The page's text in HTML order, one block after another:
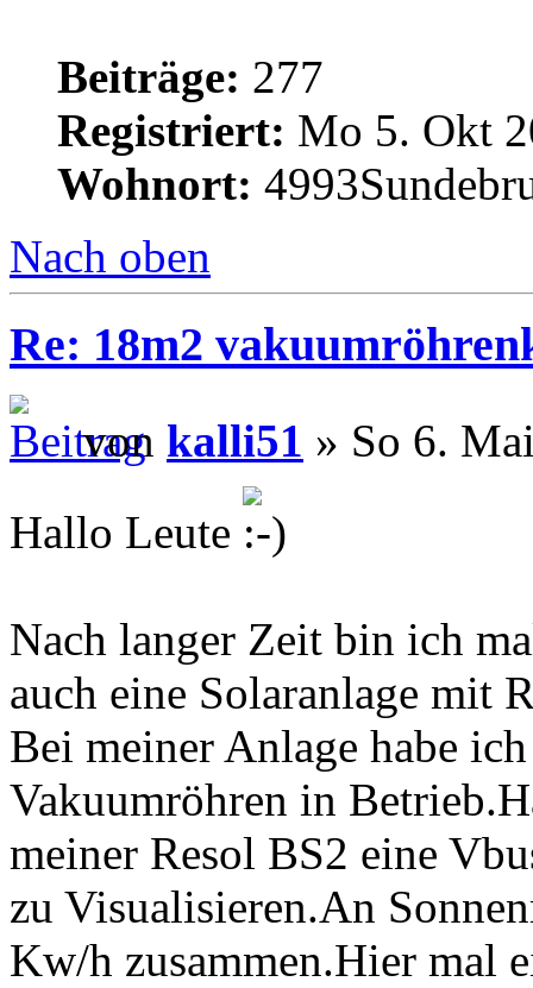
Beiträge: 277
Registriert: Mo 5. Okt
Wohnort:
Nach oben
Re: 18m2
von kalli51 » So 6.
Hallo Leute
Nach langer Zeit bin ich
auch eine Solaranlage mit
Bei meiner Anlage habe
Vakuumröhren in
meiner Resol BS2 eine
zu Visualisieren.An
Kw/h zusammen.Hier mal